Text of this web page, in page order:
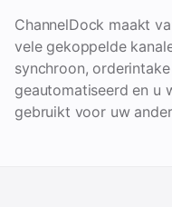
ChannelDock maakt
vele gekoppelde
synchroon,
geautomatiseerd en u
gebruikt voor uw